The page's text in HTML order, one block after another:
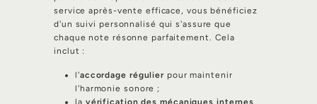
service après-vente efficace, vous bénéficiez
d'un suivi personnalisé qui s'assure que
chaque note résonne parfaitement. Cela
inclut :
l'accordage régulier pour maintenir
l'harmonie sonore ;
la vérification des mécaniques internes